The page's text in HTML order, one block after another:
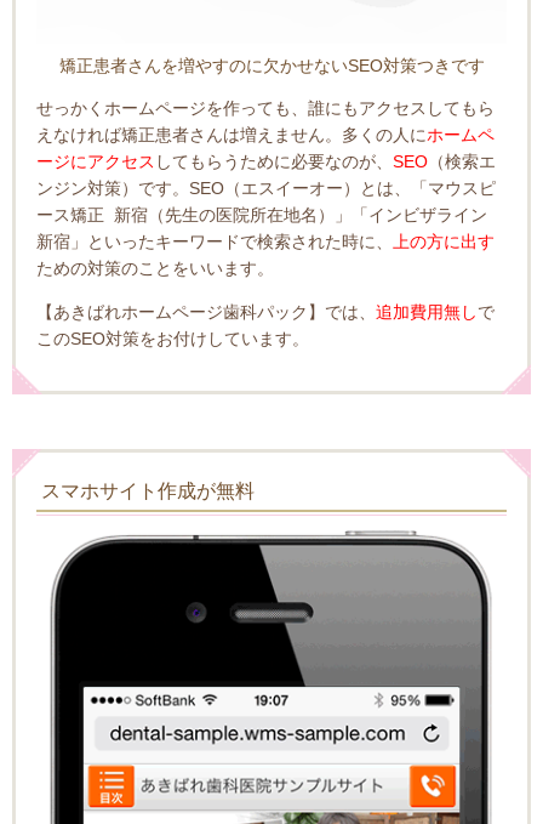
矯正患者さんを増やすのに欠かせないSEO対策つきです
せっかくホームページを作っても、誰にもアクセスしてもら
えなければ矯正患者さんは増えません。 多くの人にホームペ
ージにアクセス してもらうために必要なのが、 SEO （検索エ
ンジン対策）です。 SEO（エスイーオー）とは、
「マウスピ
ース矯正 新宿（先生の医院所在地名）」「インビザライン
新宿」といったキーワードで検索された時に、
上の方に出す
ための対策のことをいいます。
【あきばれホームページ歯科パック】では、 追加費用無しで
このSEO対策をお付けしています。
スマホサイト作成が無料